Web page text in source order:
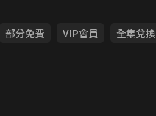
部分免費 VIP會員 全集兌換